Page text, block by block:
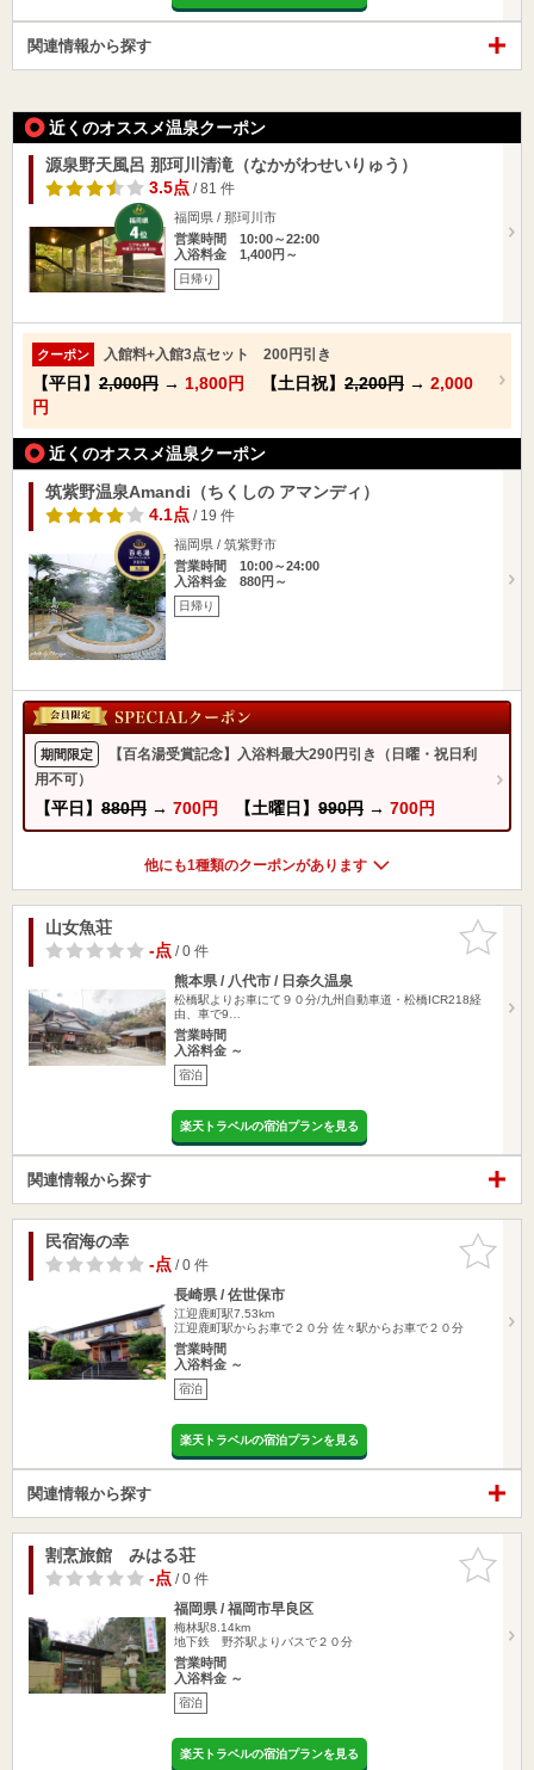
関連情報から探す
近くのオススメ温泉クーポン
源泉野天風呂 那珂川清滝（なかがわせいりゅう）
3.5点/ 81 件
福岡県 / 那珂川市
営業時間 10:00～22:00
入浴料金 1,400円～
日帰り
クーポン 入館料+入館3点セット 200円引き
【平日】 2,000円 → 1,800円 【土日祝】 2,200円 → 2,000
円
近くのオススメ温泉クーポン
筑紫野温泉Amandi（ちくしの アマンディ）
4.1点/ 19 件
福岡県 / 筑紫野市
営業時間 10:00～24:00
入浴料金 880円～
日帰り
期間限定
【百名湯受賞記念】入浴料最大290円引き（日曜・祝日利
用不可）
【平日】 880円 → 700円 【土曜日】 990円 → 700円
他にも1種類のクーポンがあります
お気に入
りに追加
山女魚荘
-点/ 0 件
熊本県 / 八代市 / 日奈久温泉
松橋駅よりお車にて９０分/九州自動車道・松橋ICR218経
由、車で9…
営業時間
入浴料金 ～
宿泊
楽天トラベルの宿泊プランを見る
関連情報から探す
お気に入
りに追加
民宿海の幸
-点/ 0 件
長崎県 / 佐世保市
江迎鹿町駅7.53km
江迎鹿町駅からお車で２０分 佐々駅からお車で２０分
営業時間
入浴料金 ～
宿泊
楽天トラベルの宿泊プランを見る
関連情報から探す
お気に入
りに追加
割烹旅館 みはる荘
-点/ 0 件
福岡県 / 福岡市早良区
梅林駅8.14km
地下鉄 野芥駅よりバスで２０分
営業時間
入浴料金 ～
宿泊
楽天トラベルの宿泊プランを見る